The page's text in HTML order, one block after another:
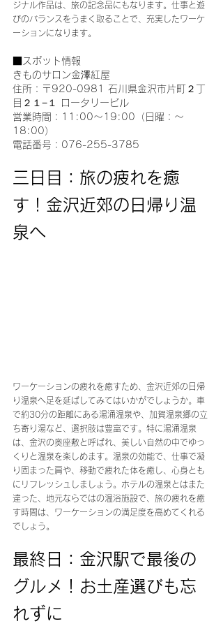
ジナル作品は、旅の記念品にもなります。仕事と遊
びのバランスをうまく取ることで、充実したワーケ
ーションになります。
■スポット情報
きものサロン金澤紅屋
住所：〒920-0981 石川県金沢市片町２丁
目２１−１ ロータリービル
営業時間：11:00～19:00（日曜：〜
18:00）
電話番号：076-255-3785
三日目：旅の疲れを癒
す！金沢近郊の日帰り温
泉へ
ワーケーションの疲れを癒すため、金沢近郊の日帰
り温泉へ足を延ばしてみてはいかがでしょうか。車
で約30分の距離にある湯涌温泉や、加賀温泉郷の立
ち寄り湯など、選択肢は豊富です。特に湯涌温泉
は、金沢の奥座敷と呼ばれ、美しい自然の中でゆっ
くりと温泉を楽しめます。温泉の効能で、仕事で凝
り固まった肩や、移動で疲れた体を癒し、心身とも
にリフレッシュしましょう。ホテルの温泉とはまた
違った、地元ならではの温浴施設で、旅の疲れを癒
す時間は、ワーケーションの満足度を高めてくれる
でしょう。
最終日：金沢駅で最後の
グルメ！お土産選びも忘
れずに